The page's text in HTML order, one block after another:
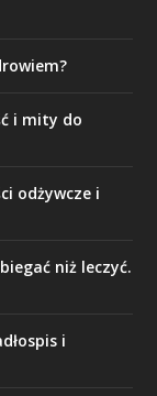
i mity do
odżywcze i
niż leczyć.
i